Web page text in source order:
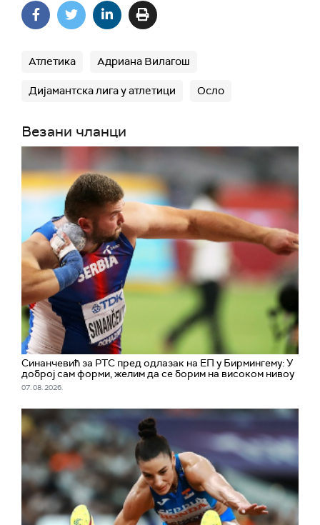
Атлетика Адриана Вилагош
Дијамантска лига у атлетици Осло
Везани чланци
Синанчевић за РТС пред одлазак на ЕП у Бирмингему: У
доброј сам форми, желим да се борим на високом нивоу
07. 08. 2026.